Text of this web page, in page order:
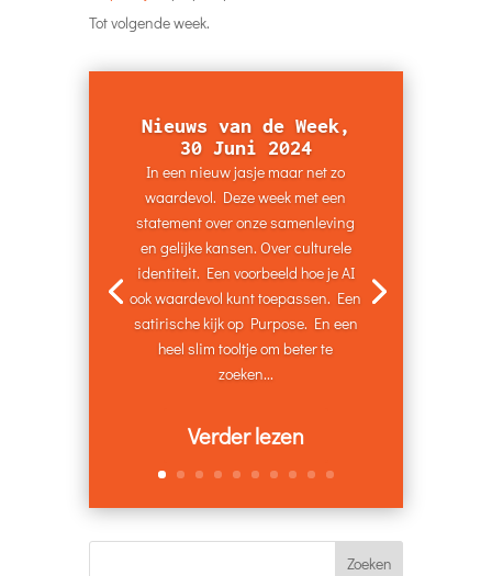
Tot volgende week.
Nieuws van de Week,
30 Juni 2024
In een nieuw jasje maar net zo
waardevol. Deze week met een
statement over onze samenleving
en gelijke kansen. Over culturele
identiteit. Een voorbeeld hoe je AI
ook waardevol kunt toepassen. Een
satirische kijk op Purpose. En een
heel slim tooltje om beter te
zoeken...
Verder lezen